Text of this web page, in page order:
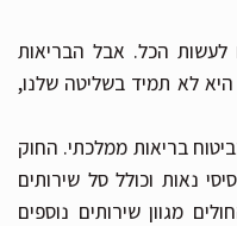
לעשות הכל. אבל הבריאות
לא תמיד בשליטה שלנו,
בריאות ממלכתי. החוק
נאות וכולל סל שירותים
מגוון שירותים נוספים